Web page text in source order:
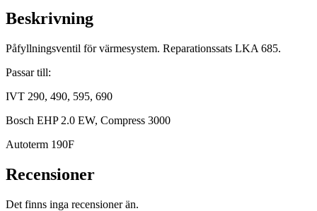
Beskrivning
Påfyllningsventil för värmesystem. Reparationssats LKA 685.
Passar till:
IVT 290, 490, 595, 690
Bosch EHP 2.0 EW, Compress 3000
Autoterm 190F
Recensioner
Det finns inga recensioner än.